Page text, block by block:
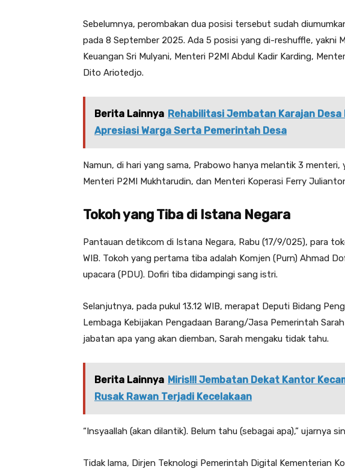
Sebelumnya, perombakan dua posisi tersebut sudah
pada 8 September 2025. Ada 5 posisi yang di-reshuffle, yakni
Keuangan Sri Mulyani, Menteri P2MI Abdul Kadir Karding,
Dito Ariotedjo.
Berita Lainnya Rehabilitasi Jembatan Karajan
Apresiasi Warga Serta Pemerintah Desa
Namun, di hari yang sama, Prabowo hanya melantik 3 menteri,
Menteri P2MI Mukhtarudin, dan Menteri Koperasi Ferry
Tokoh yang Tiba di Istana Negara
Pantauan detikcom di Istana Negara, Rabu (17/9/025), para
WIB. Tokoh yang pertama tiba adalah Komjen (Purn) Ahmad
upacara (PDU). Dofiri tiba didampingi sang istri.
Selanjutnya, pada pukul 13.12 WIB, merapat Deputi Bidang
Lembaga Kebijakan Pengadaan Barang/Jasa Pemerintah
jabatan apa yang akan diemban, Sarah mengaku tidak tahu.
Berita Lainnya Miris!!! Jembatan Dekat Kantor
Rusak Rawan Terjadi Kecelakaan
“Insyaallah (akan dilantik). Belum tahu (sebagai apa),” ujarnya
Tidak lama, Dirjen Teknologi Pemerintah Digital Kementerian